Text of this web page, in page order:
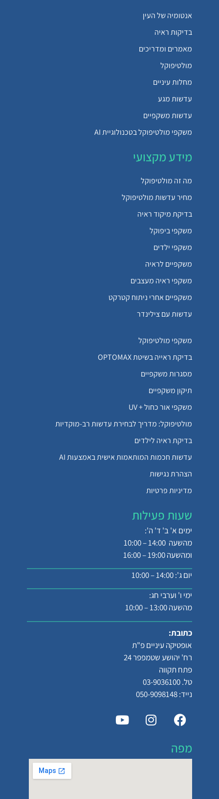
אנטומיה של העין
בדיקות ראיה
מאמרים ומדריכים
מולטיפוקל
מחלות עיניים
עדשות מגע
עדשות משקפיים
משקפי מולטיפוקל בטכנולוגיית AI
מידע מקצועי
מה זה מולטיפוקל
מחיר עדשות מולטיפוקל
בדיקת מיקוד ראיה
משקפי ביפוקל
משקפי ילדים
משקפיים לראיה
משקפי ראיה מעצבים
משקפיים אחרי ניתוח קטרקט
עדשות עם צילינדר
משקפי מולטיפוקל
בדיקת ראייה בשיטת OPTOMAX
מסגרות משקפיים
תיקון משקפיים
משקפי אור כחול + UV
מולטיפוקל: מדריך לבחירת עדשות רב-מוקדיות
בדיקת ראיה לילדים
עדשות חכמות המותאמות אישית באמצעות AI
הצהרת נגישות
מדיניות פרטיות
שעות פעילות
ימים א' ב' ד' ה':
מהשעה 14:00 – 10:00
ומהשעה 19:00 – 16:00
יום ג': 14:00 – 10:00
ימי ו' וערבי חג:
מהשעה 13:00 – 10:00
כתובת:
אופטיקה עיניים פ"ת
רח' יהושע שטמפפר 24
פתח תקווה
טל. 03-9036100
נייד: 050-9098148
מפה